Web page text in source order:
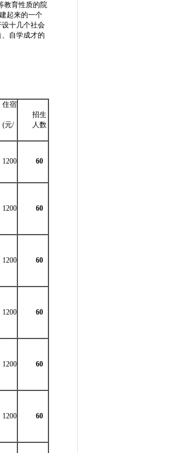
教育性质的院
起来的一个
十几个社会
自学成才的
住宿
(元/
招生
人数
1200 60
1200 60
1200 60
1200 60
1200 60
1200 60